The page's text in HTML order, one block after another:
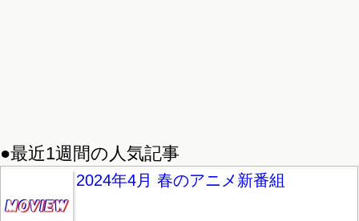
●最近1週間の人気記事
2024年4月 春のアニメ新番組